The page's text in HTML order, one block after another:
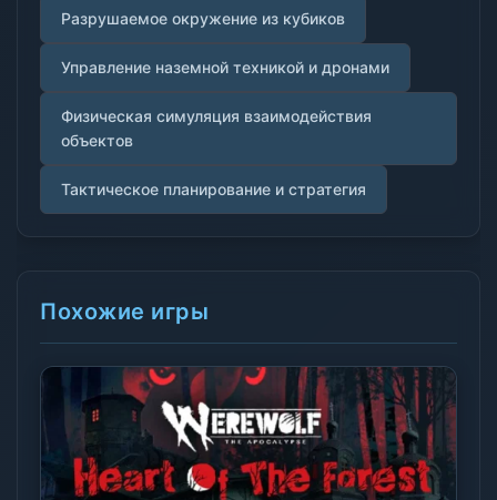
Разрушаемое окружение из кубиков
Управление наземной техникой и дронами
Физическая симуляция взаимодействия
объектов
Тактическое планирование и стратегия
Похожие игры